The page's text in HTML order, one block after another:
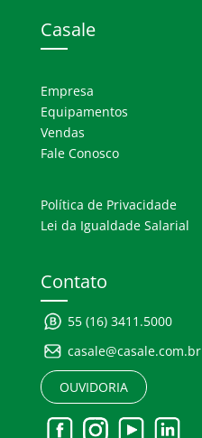
Casale
Empresa
Equipamentos
Vendas
Fale Conosco
Política de Privacidade
Lei da Igualdade Salarial
Contato
55 (16) 3411.5000
casale@casale.com.br
OUVIDORIA